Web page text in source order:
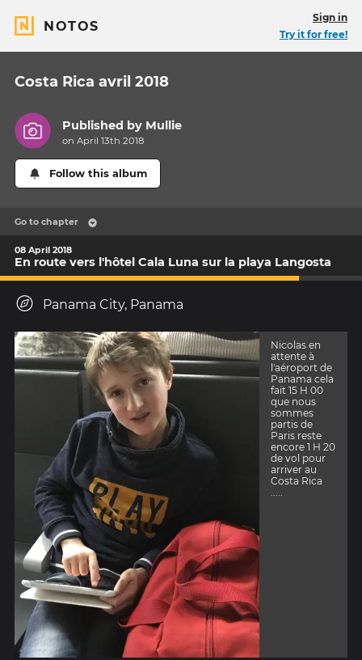
NOTOS
Sign in
Try it for free!
Costa Rica avril 2018
Published by Mullie
on April 13th 2018
Follow this album
Go to chapter
08 April 2018
En route vers l'hôtel Cala Luna sur la playa Langosta
Panama City, Panama
Nicolas en
attente à
l'aéroport de
Panama cela
fait 15 H 00
que nous
sommes
partis de
Paris reste
encore 1 H 20
de vol pour
arriver au
Costa Rica